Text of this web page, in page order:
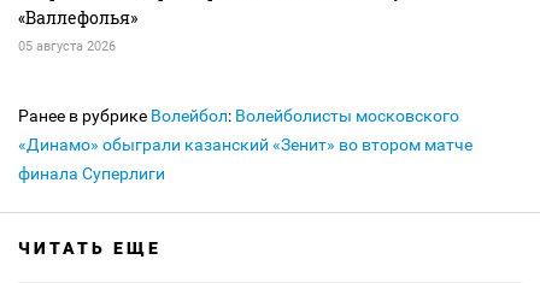
«Валлефолья»
05 августа 2026
Ранее в рубрике Волейбол: Волейболисты московского
«Динамо» обыграли казанский «Зенит» во втором матче
финала Суперлиги
ЧИТАТЬ ЕЩЕ